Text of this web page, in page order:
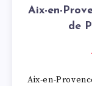
Aix-en-
de
Aix-en-